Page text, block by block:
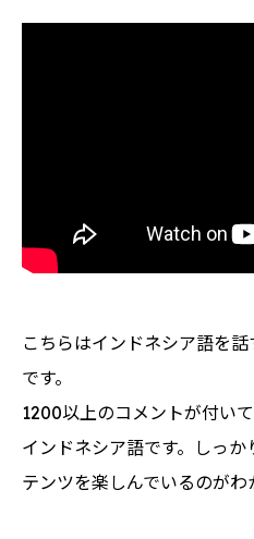
こちらはインドネシア語を
です。
1200以上のコメントが付い
インドネシア語です。しっ
テンツを楽しんでいるのがわ